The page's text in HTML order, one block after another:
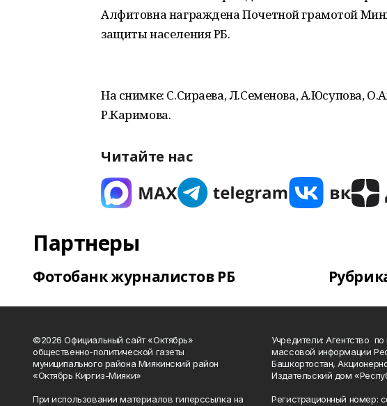
Алфитовна награждена Почетной грамотой
защиты населения РБ.
На снимке: С.Сираева, Л.Семенова, А.Юсупова,
Р.Каримова.
Читайте нас
Партнеры
Фотобанк журналистов РБ
©2026 Официальный сайт «Октябрь»
общественно-политической газеты
муниципального района Миякинский район
«Октябрь Киргиз-Мияки»
При использовании материалов гиперссылка на
Учредители: Агентство
массовой информации
Башкортостан,
Издательский дом
Регистрационный номер: